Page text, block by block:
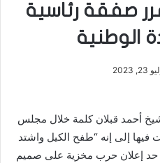
صفقة رئاسية
الوطنية
2023
أحمد قبلان كلمة خلال مجلس
إلى إنه “طفح الكيل واشتد
حد إعلان حرب مخزية على صميم